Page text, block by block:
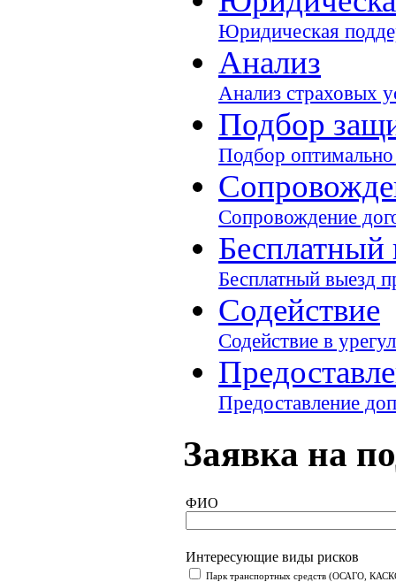
Юридическая
Анализ
Анализ страховых
Подбор
Подбор оптимально
Сопровождение
Бесплатный
Бесплатный выезд
Содействие
Содействие в
Предоставление
Заявка на
ФИО
Интересующие виды рисков
Парк транспортных средств (ОСАГО,